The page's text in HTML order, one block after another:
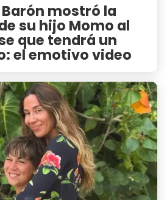
mostró la
su hijo Momo al
que tendrá un
el emotivo video